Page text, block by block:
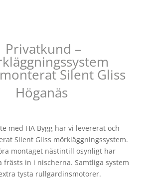
Privatkund –
Silent Gliss
Höganäs
med HA Bygg har vi levererat och
Silent Gliss mörkläggningssystem.
montaget nästintill osynligt har
frästs in i nischerna. Samtliga system
tysta rullgardinsmotorer.